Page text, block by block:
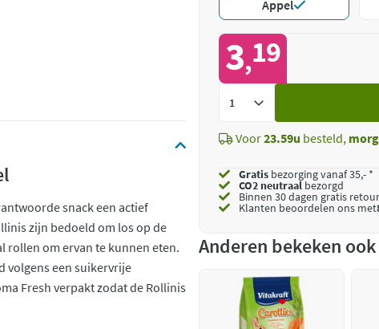
snack een actief
zijn bedoeld om los op de
rollen om ervan te kunnen eten.
volgens een suikervrije
Fresh verpakt zodat de Rollinis
Appel
3,19
Voor23.59u besteld,
Gratis bezorging vanaf 35,- *
CO2 neutraalbezorgd
Binnen 30 dagen gratis
Klanten beoordelen ons met
Anderen bekeken ook